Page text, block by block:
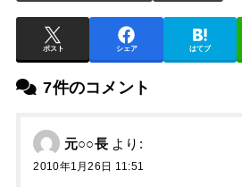
ポスト シェア はてブ
7件のコメント
元○○長 より:
2010年1月26日 11:51